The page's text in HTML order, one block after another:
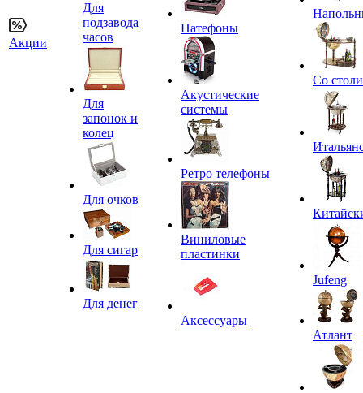
Акции
Для
подзавода
часов
Для
запонок и
колец
Для очков
Для сигар
Для денег
Патефоны
Акустические
системы
Ретро телефоны
Виниловые
пластинки
Аксессуары
Со
Jufeng
Атлант